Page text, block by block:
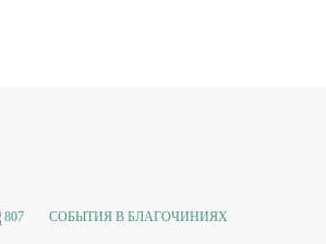
807 СОБЫТИЯ В БЛАГОЧИНИЯХ